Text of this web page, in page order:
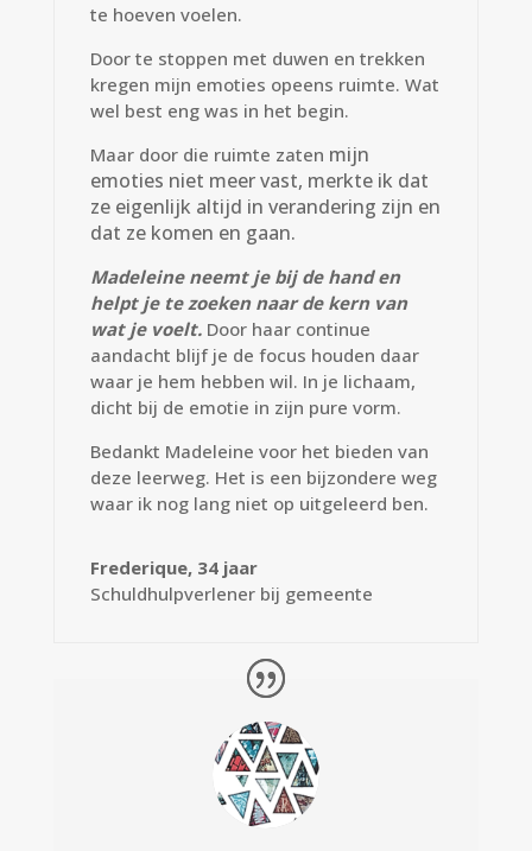
te hoeven voelen.
Door te stoppen met duwen en trekken
kregen mijn emoties opeens ruimte. Wat
wel best eng was in het begin.
Maar door die ruimte zaten mijn
emoties niet meer vast, merkte ik dat
ze eigenlijk altijd in verandering zijn en
dat ze komen en gaan.
Madeleine neemt je bij de hand en
helpt je te zoeken naar de kern van
wat je voelt.Door haar continue
aandacht blijf je de focus houden daar
waar je hem hebben wil. In je lichaam,
dicht bij de emotie in zijn pure vorm.
Bedankt Madeleine voor het bieden van
deze leerweg. Het is een bijzondere weg
waar ik nog lang niet op uitgeleerd ben.
Frederique, 34 jaar
Schuldhulpverlener bij gemeente